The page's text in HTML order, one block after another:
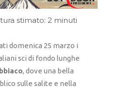
stimato: 2 minuti
domenica 25 marzo i
sci di fondo lunghe
, dove una bella
sulle salite e nella